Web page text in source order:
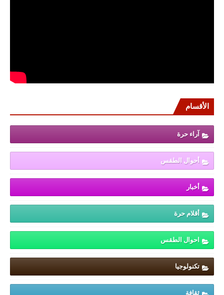
الأقسام
آراء حرة
أحوال الطقس
أخبار
أقلام حرة
احوال الطقس
تكنولوجيا
ثقافة